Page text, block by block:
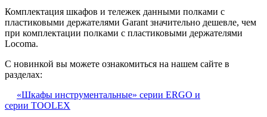
Комплектация шкафов и тележек данными полками с
пластиковыми держателями Garant значительно дешевле, чем
при комплектации полками с пластиковыми держателями
Locoma.
С новинкой вы можете ознакомиться на нашем сайте в
разделах:
«Шкафы инструментальные» серии ERGO и
серии TOOLEX